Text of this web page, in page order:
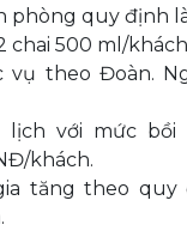
phòng quy định là
chai 500 ml/
vụ theo Đoàn.
lịch với mức bồi
khách.
tăng theo quy